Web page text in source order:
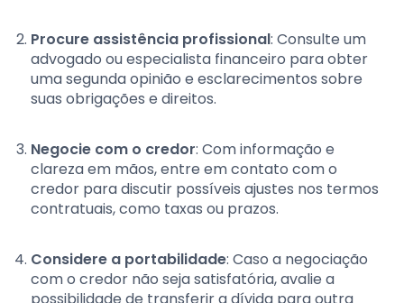
Procure assistência profissional: Consulte um
advogado ou especialista financeiro para obter
uma segunda opinião e esclarecimentos sobre
suas obrigações e direitos.
Negocie com o credor: Com informação e
clareza em mãos, entre em contato com o
credor para discutir possíveis ajustes nos termos
contratuais, como taxas ou prazos.
Considere a portabilidade: Caso a negociação
com o credor não seja satisfatória, avalie a
possibilidade de transferir a dívida para outra